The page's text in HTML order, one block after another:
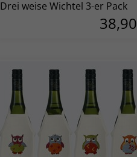
Drei weise Wichtel 3-er Pack
38,90